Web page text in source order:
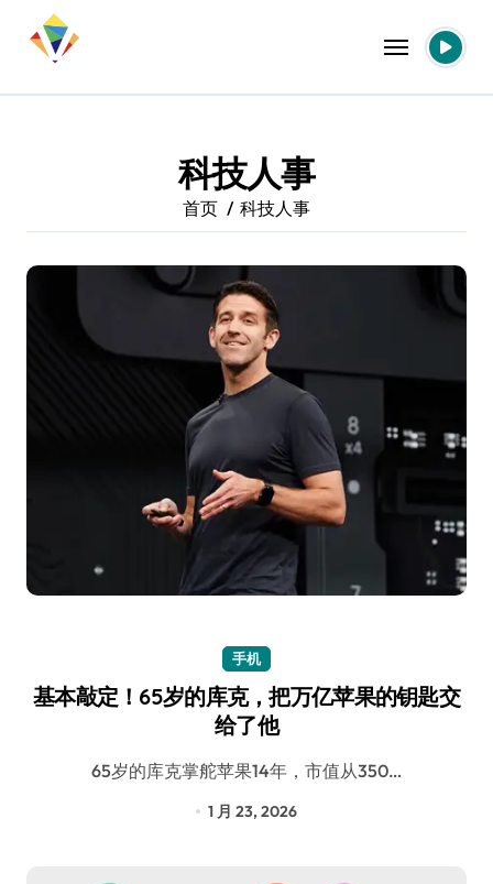
科技人事
首页 科技人事
手机
基本敲定！65岁的库克，把万亿苹果的钥匙交
给了他
65岁的库克掌舵苹果14年，市值从350…
1 月 23, 2026